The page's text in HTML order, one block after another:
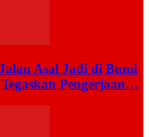
Asal Jadi di Bumi
Pengerjaan…